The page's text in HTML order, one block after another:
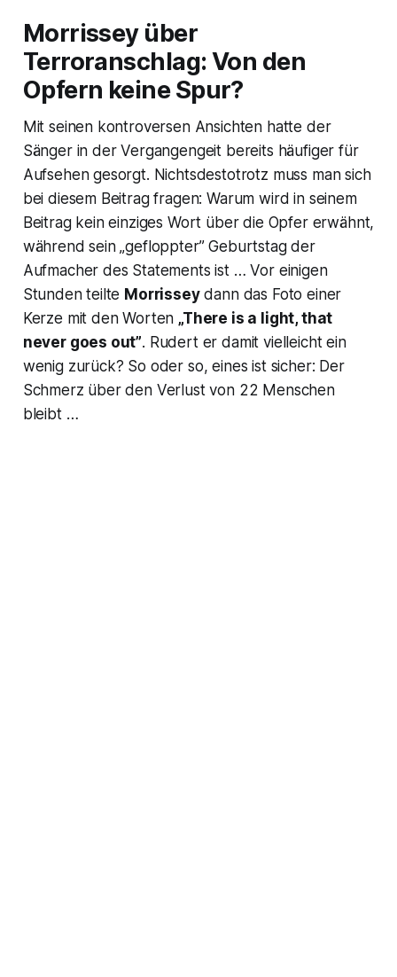
Morrissey über
Terroranschlag: Von den
Opfern keine Spur?
Mit seinen kontroversen Ansichten hatte der
Sänger in der Vergangengeit bereits häufiger für
Aufsehen gesorgt. Nichtsdestotrotz muss man sich
bei diesem Beitrag fragen: Warum wird in seinem
Beitrag kein einziges Wort über die Opfer erwähnt,
während sein „gefloppter” Geburtstag der
Aufmacher des Statements ist … Vor einigen
Stunden teilte Morrisseydann das Foto einer
Kerze mit den Worten „There is a light, that
never goes out”. Rudert er damit vielleicht ein
wenig zurück? So oder so, eines ist sicher: Der
Schmerz über den Verlust von 22 Menschen
bleibt …